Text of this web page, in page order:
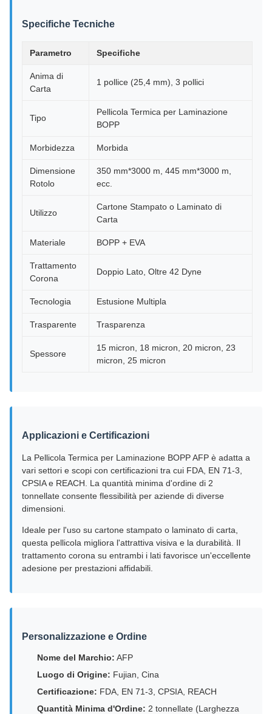
Specifiche Tecniche
Parametro Specifiche
Anima di
Carta
1 pollice (25,4 mm), 3 pollici
Tipo
Pellicola Termica per Laminazione
BOPP
Morbidezza Morbida
Dimensione
Rotolo
350 mm*3000 m, 445 mm*3000 m,
ecc.
Utilizzo
Cartone Stampato o Laminato di
Carta
Materiale BOPP + EVA
Trattamento
Corona
Doppio Lato, Oltre 42 Dyne
Tecnologia Estusione Multipla
Trasparente Trasparenza
Spessore
15 micron, 18 micron, 20 micron, 23
micron, 25 micron
Applicazioni e Certificazioni
La Pellicola Termica per Laminazione BOPP AFP è adatta a
vari settori e scopi con certificazioni tra cui FDA, EN 71-3,
CPSIA e REACH. La quantità minima d'ordine di 2
tonnellate consente flessibilità per aziende di diverse
dimensioni.
Ideale per l'uso su cartone stampato o laminato di carta,
questa pellicola migliora l'attrattiva visiva e la durabilità. Il
trattamento corona su entrambi i lati favorisce un'eccellente
adesione per prestazioni affidabili.
Personalizzazione e Ordine
Nome del Marchio: AFP
Luogo di Origine: Fujian, Cina
Certificazione: FDA, EN 71-3, CPSIA, REACH
Quantità Minima d'Ordine: 2 tonnellate (Larghezza